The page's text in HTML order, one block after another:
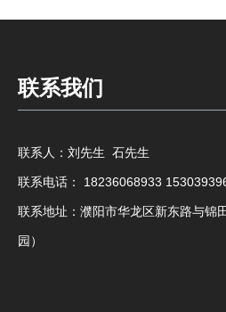
联系我们
联系人：刘先生 石先生
联系电话： 18236068933
联系地址：濮阳市华龙区新东路与锦
园）